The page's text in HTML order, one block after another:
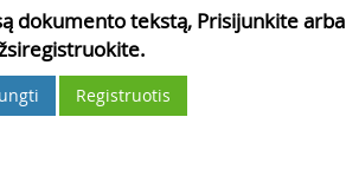
dokumento tekstą, Prisijunkite arba
Registruotis